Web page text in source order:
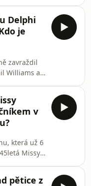
má
a
Delphi
je
zavraždil
Williams a
zahalen
že
ale změnilo
a půl
byl
co zatí
v
která už 6
Missy
ji ale kdosi
pětice z